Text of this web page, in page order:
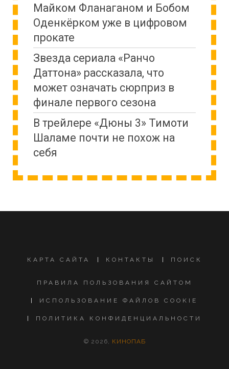
Майком Фланаганом и Бобом
Оденкёрком уже в цифровом
прокате
Звезда сериала «Ранчо
Даттона» рассказала, что
может означать сюрприз в
финале первого сезона
В трейлере «Дюны 3» Тимоти
Шаламе почти не похож на
себя
КАРТА САЙТА КОНТАКТЫ ПОИСК
ПРАВИЛА ПОЛЬЗОВАНИЯ САЙТОМ
ИСПОЛЬЗОВАНИЕ ФАЙЛОВ COOKIE
ПОЛИТИКА КОНФИДЕНЦИАЛЬНОСТИ
© 2026, КИНОПАБ